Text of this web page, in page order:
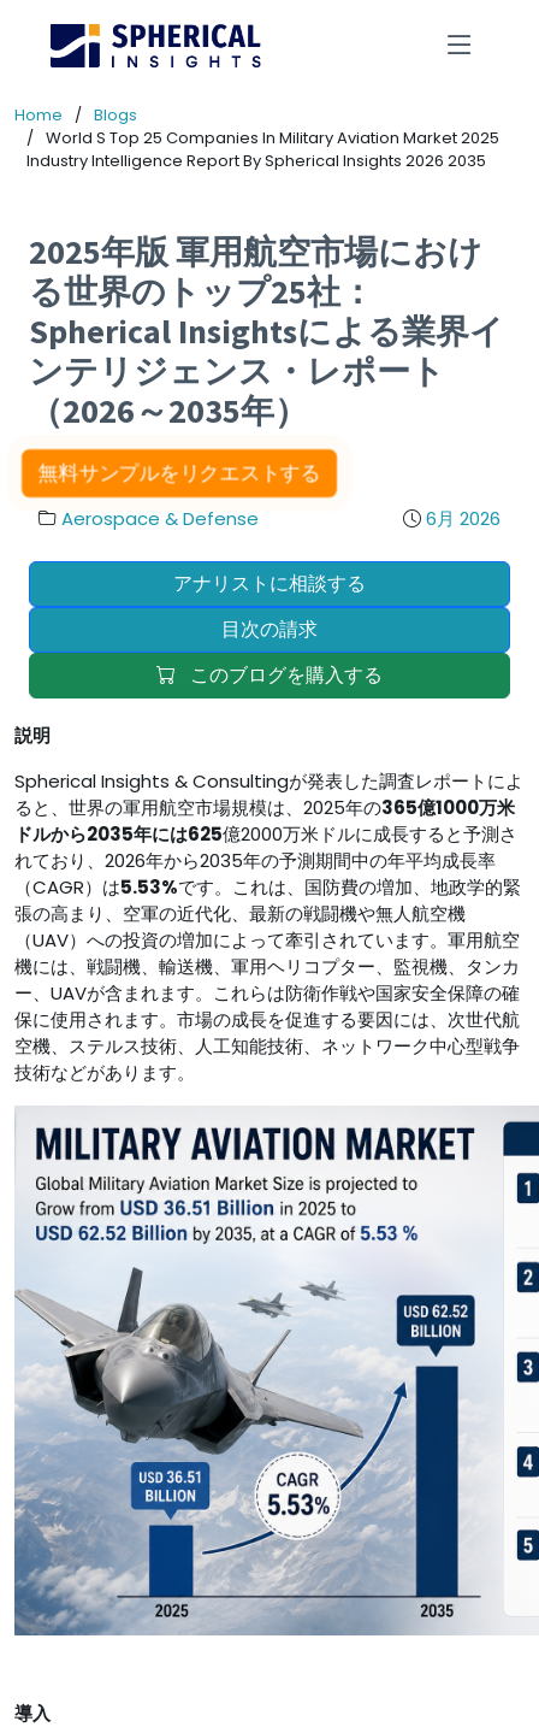
Home
Blogs
World S Top 25 Companies In Military Aviation Market 2025
Industry Intelligence Report By Spherical Insights 2026 2035
2025年版 軍用航空市場におけ
る世界のトップ25社：
Spherical Insightsによる業界イ
ンテリジェンス・レポート
（2026～2035年）
無料サンプルをリクエストする
Aerospace & Defense 6月 2026
アナリストに相談する
目次の請求
このブログを購入する
説明
Spherical Insights & Consultingが発表した調査レポートによ
ると、世界の軍用航空市場規模は、2025年の365億1000万米
ドルから2035年には625億2000万米ドルに成長すると予測さ
れており、2026年から2035年の予測期間中の年平均成長率
（CAGR）は5.53%です。これは、国防費の増加、地政学的緊
張の高まり、空軍の近代化、最新の戦闘機や無人航空機
（UAV）への投資の増加によって牽引されています。軍用航空
機には、戦闘機、輸送機、軍用ヘリコプター、監視機、タンカ
ー、UAVが含まれます。これらは防衛作戦や国家安全保障の確
保に使用されます。市場の成長を促進する要因には、次世代航
空機、ステルス技術、人工知能技術、ネットワーク中心型戦争
技術などがあります。
導入